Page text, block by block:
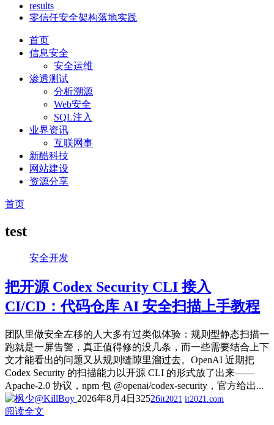
results
零信任安全架构落地实践
首页
信息安全
安全运维
渗透测试
分析溯源
Web安全
SQL注入
业界资讯
互联网事
新酷科技
网站建设
资源分享
首页
test
安全开发
把开源 Codex Security CLI 接入
CI/CD：代码仓库 AI 安全扫描上手教程
团队里做安全左移的人大多有过类似体验：规则型静态扫描一
跑就是一屏告警，真正值得修的没几条，而一些需要结合上下
文才能看出的问题又从规则缝隙里溜过去。OpenAI 近期把
Codex Security 的扫描能力以开源 CLI 的形式放了出来——
Apache-2.0 协议，npm 包 @openai/codex-security，官方给出...
2026年8月4日 32526it2021 it2021.com
阅读全文